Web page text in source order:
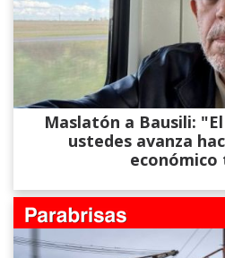
Maslatón a Bausili:
ustedes avanza